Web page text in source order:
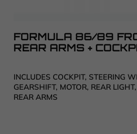
FORMULA 86/89
REAR ARMS +
INCLUDES COCKPIT, STEERING
GEARSHIFT, MOTOR, REAR
REAR ARMS